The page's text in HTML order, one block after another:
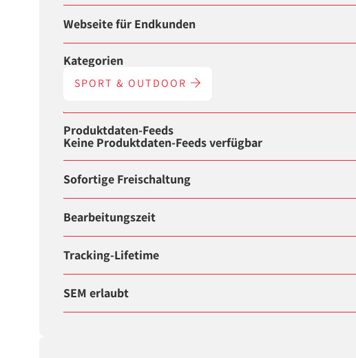
Webseite für Endkunden
Kategorien
SPORT & OUTDOOR
Produktdaten-Feeds
Keine Produktdaten-Feeds verfügbar
Sofortige Freischaltung
Bearbeitungszeit
Tracking-Lifetime
SEM erlaubt